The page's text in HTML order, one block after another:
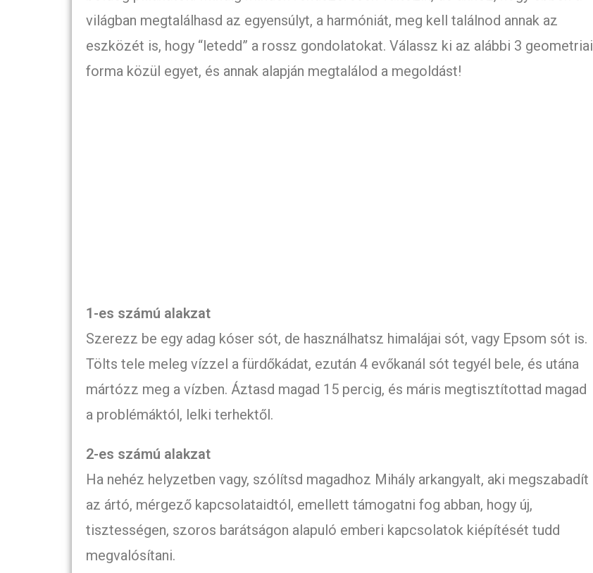
világban megtalálhasd az egyensúlyt, a harmóniát, meg kell találnod annak az
eszközét is, hogy “letedd” a rossz gondolatokat. Válassz ki az alábbi 3 geometriai
forma közül egyet, és annak alapján megtalálod a megoldást!
1-es számú alakzat
Szerezz be egy adag kóser sót, de használhatsz himalájai sót, vagy Epsom sót is.
Tölts tele meleg vízzel a fürdőkádat, ezután 4 evőkanál sót tegyél bele, és utána
mártózz meg a vízben. Áztasd magad 15 percig, és máris megtisztítottad magad
a problémáktól, lelki terhektől.
2-es számú alakzat
Ha nehéz helyzetben vagy, szólítsd magadhoz Mihály arkangyalt, aki megszabadít
az ártó, mérgező kapcsolataidtól, emellett támogatni fog abban, hogy új,
tisztességen, szoros barátságon alapuló emberi kapcsolatok kiépítését tudd
megvalósítani.